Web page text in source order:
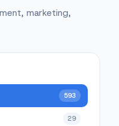
marketing,
593
29